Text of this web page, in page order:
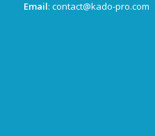
Email: contact@kado-pro.com